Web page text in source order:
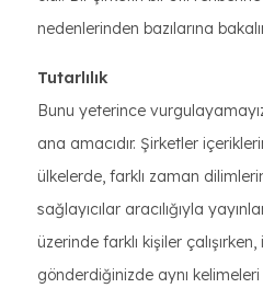
nedenlerinden bazılarına
Tutarlılık
Bunu yeterince
ana amacıdır. Şirketler
ülkelerde, farklı zaman
sağlayıcılar aracılığıyla
üzerinde farklı kişiler
gönderdiğinizde aynı